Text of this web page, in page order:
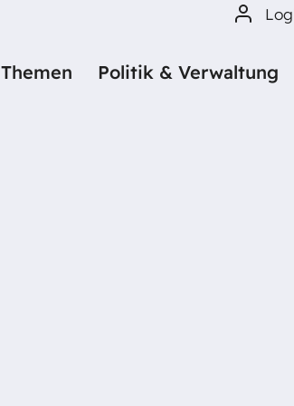
Themen Politik & Verwaltung